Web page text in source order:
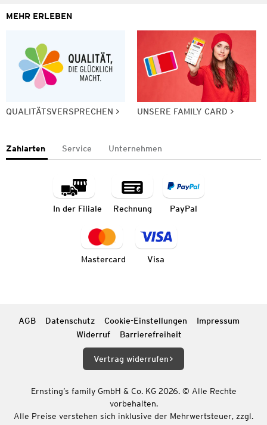
MEHR ERLEBEN
QUALITÄTSVERSPRECHEN UNSERE FAMILY CARD
Zahlarten Service Unternehmen
In der Filiale Rechnung PayPal
Mastercard Visa
AGB Datenschutz Cookie-Einstellungen
Impressum
Widerruf
Barrierefreiheit
Vertrag widerrufen
Ernsting’s family GmbH & Co. KG 2026. © Alle Rechte
vorbehalten.
Alle Preise verstehen sich inklusive der Mehrwertsteuer, zzgl.